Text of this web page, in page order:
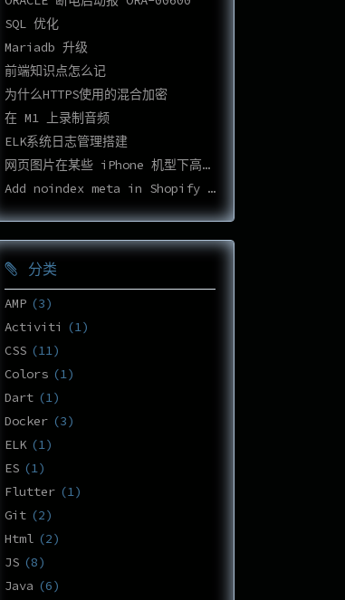
SQL 优化
Mariadb 升级
前端知识点怎么记
为什么HTTPS使用的混合加密
在 M1 上录制音频
ELK系统日志管理搭建
网页图片在某些 iPhone 机型下高度不正确
Add noindex meta in Shopify Cart page
分类
AMP
3
Activiti
1
CSS
11
Colors
1
Dart
1
Docker
3
ELK
1
ES
1
Flutter
1
Git
2
Html
2
JS
8
Java
6